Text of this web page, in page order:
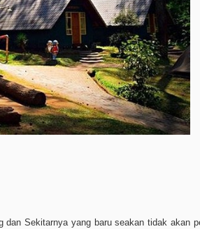
Sekitarnya yang baru seakan tidak akan